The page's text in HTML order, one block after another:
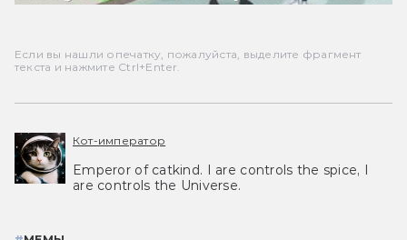
Если вы нашли опечатку, пожалуйста, выделите фрагмент
текста и нажмите Ctrl+Enter.
Кот-император
Emperor of catkind. I are controls the spice, I
are controls the Universe.